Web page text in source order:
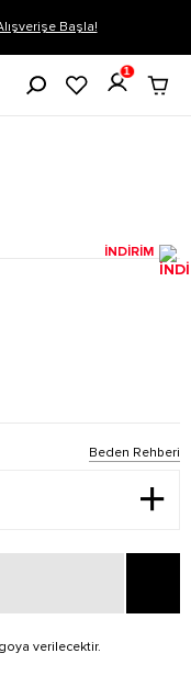
Başla!
1
İNDİRİM
Beden Rehberi
verilecektir.